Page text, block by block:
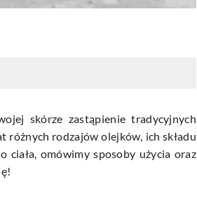
skórze zastąpienie tradycyjnych
różnych rodzajów olejków, ich składu
ciała, omówimy sposoby użycia oraz